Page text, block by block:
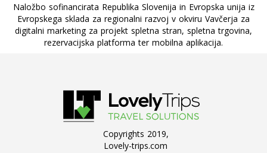
Naložbo sofinancirata Republika Slovenija in Evropska unija iz
Evropskega sklada za regionalni razvoj v okviru Vavčerja za
digitalni marketing za projekt spletna stran, spletna trgovina,
rezervacijska platforma ter mobilna aplikacija.
Copyrights 2019,
Lovely-trips.com